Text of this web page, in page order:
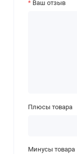
Ваш отзыв
Плюсы товара
Минусы товара